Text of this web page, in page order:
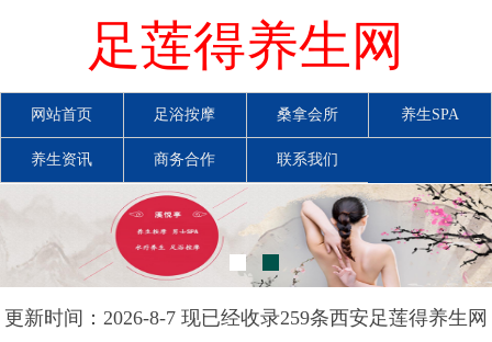
足莲得养生网
网站首页 足浴按摩 桑拿会所 养生SPA
养生资讯 商务合作 联系我们
更新时间：2026-8-7 现已经收录259条西安足莲得养生网